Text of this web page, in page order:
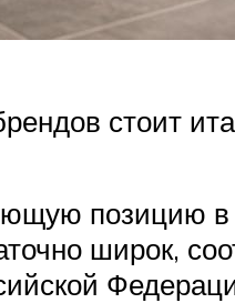
стоит
позицию в
широк,